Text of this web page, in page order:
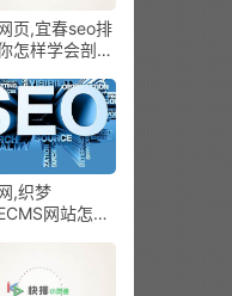
页,宜春seo排
怎样学会剖析
,织梦
网站怎样